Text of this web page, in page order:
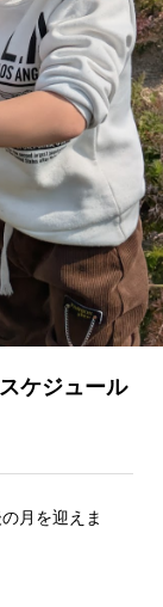
ケジュール
月を迎えま